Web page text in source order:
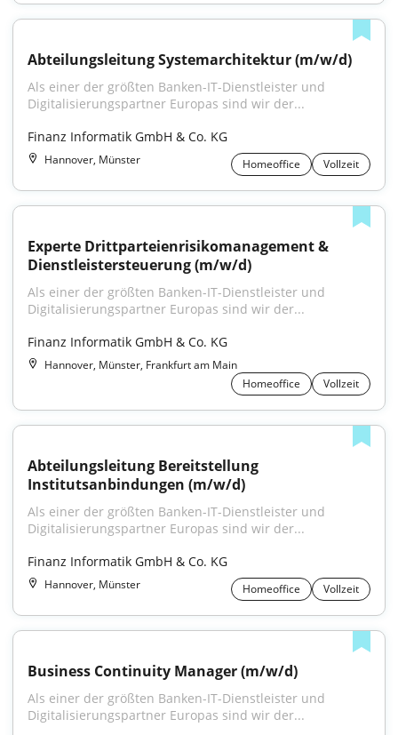
Abteilungsleitung Systemarchitektur (m/w/d)
Als einer der größten Banken-IT-Dienstleister und
Digitalisierungspartner Europas sind wir der...
Finanz Informatik GmbH & Co. KG
Hannover, Münster Homeoffice Vollzeit
Experte Drittparteienrisikomanagement &
Dienstleistersteuerung (m/w/d)
Als einer der größten Banken-IT-Dienstleister und
Digitalisierungspartner Europas sind wir der...
Finanz Informatik GmbH & Co. KG
Hannover, Münster, Frankfurt am Main
Homeoffice
Vollzeit
Abteilungsleitung Bereitstellung
Institutsanbindungen (m/w/d)
Als einer der größten Banken-IT-Dienstleister und
Digitalisierungspartner Europas sind wir der...
Finanz Informatik GmbH & Co. KG
Hannover, Münster Homeoffice Vollzeit
Business Continuity Manager (m/w/d)
Als einer der größten Banken-IT-Dienstleister und
Digitalisierungspartner Europas sind wir der...